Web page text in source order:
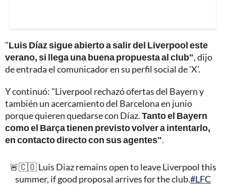
"Luis Díaz sigue abierto a salir del Liverpool este
verano, si llega una buena propuesta al club", dijo
de entrada el comunicador en su perfil social de 'X'.
Y continuó: "Liverpool rechazó ofertas del Bayern y
también un acercamiento del Barcelona en junio
porque quieren quedarse con Díaz.Tanto el Bayern
como el Barça tienen previsto volver a intentarlo,
en contacto directo con sus agentes".
🚨🇨🇴 Luis Diaz remains open to leave Liverpool this
summer, if good proposal arrives for the club.#LFC